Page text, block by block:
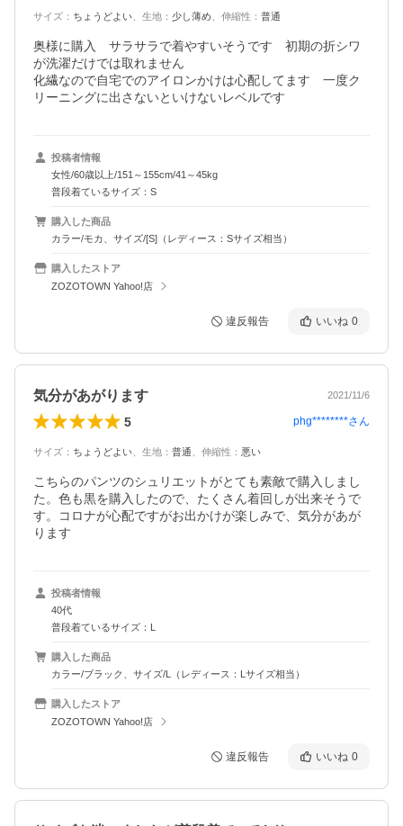
サイズ ： ちょうどよい 生地 ： 少し薄め 伸縮性 ： 普通
奥様に購入　サラサラで着やすいそうです　初期の折シワ
が洗濯だけでは取れません
化繊なので自宅でのアイロンかけは心配してます　一度ク
リーニングに出さないといけないレベルです
投稿者情報
女性/60歳以上/151～155cm/41～45kg
普段着ているサイズ：S
購入した商品
カラー/モカ、サイズ/[S]（レディース：Sサイズ相当）
購入したストア
ZOZOTOWN Yahoo!店
違反報告 いいね 0
気分があがります 2021/11/6
5 phg********さん
サイズ ： ちょうどよい 生地 ： 普通 伸縮性 ： 悪い
こちらのパンツのシュリエットがとても素敵で購入しまし
た。色も黒を購入したので、たくさん着回しが出来そうで
す。コロナが心配ですがお出かけが楽しみで、気分があが
ります
投稿者情報
40代
普段着ているサイズ：L
購入した商品
カラー/ブラック、サイズ/L（レディース：Lサイズ相当）
購入したストア
ZOZOTOWN Yahoo!店
違反報告 いいね 0